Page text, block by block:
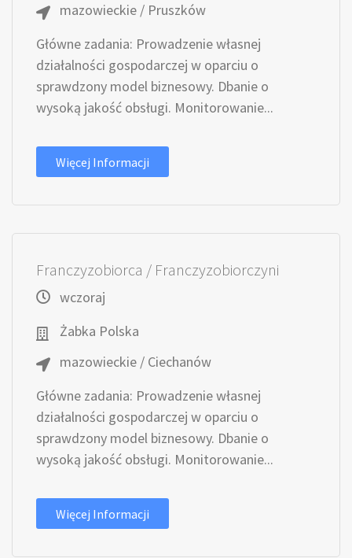
mazowieckie / Pruszków
Główne zadania: Prowadzenie własnej
działalności gospodarczej w oparciu o
sprawdzony model biznesowy. Dbanie o
wysoką jakość obsługi. Monitorowanie...
Więcej Informacji
Franczyzobiorca / Franczyzobiorczyni
wczoraj
Żabka Polska
mazowieckie / Ciechanów
Główne zadania: Prowadzenie własnej
działalności gospodarczej w oparciu o
sprawdzony model biznesowy. Dbanie o
wysoką jakość obsługi. Monitorowanie...
Więcej Informacji